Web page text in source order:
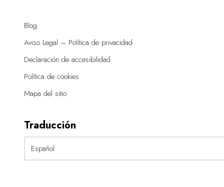
Blog
Aviso Legal – Política de privacidad
Declaración de accesibilidad
Política de cookies
Mapa del sitio
Traducción